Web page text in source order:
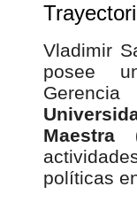
Vladimir
posee
Maestra
políticas